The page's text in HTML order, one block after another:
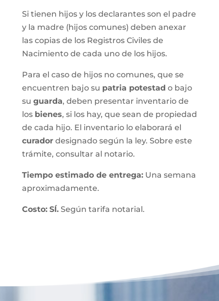
Si tienen hijos y los declarantes son el padre
y la madre (hijos comunes) deben anexar
las copias de los Registros Civiles de
Nacimiento de cada uno de los hijos.
Para el caso de hijos no comunes, que se
encuentren bajo su patria potestad o bajo
su guarda, deben presentar inventario de
los bienes, si los hay, que sean de propiedad
de cada hijo. El inventario lo elaborará el
curadordesignado según la ley. Sobre este
trámite, consultar al notario.
Tiempo estimado de entrega:Una semana
aproximadamente.
Costo: SÍ.Según tarifa notarial.